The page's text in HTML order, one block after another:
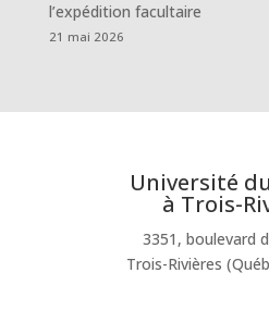
l’expédition facultaire
21 mai 2026
Université
à Trois-
3351, boulevard
Trois-Rivières